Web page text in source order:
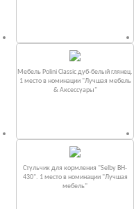
Мебель Polini Classic дуб-белый глянец.
1 место в номинации "Лучшая мебель
& Аксессуары"
Стульчик для кормления "Selby BH-
430". 1 место в номинации "Лучшая
мебель"